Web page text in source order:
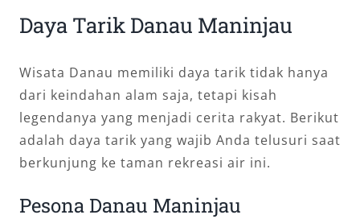
Daya Tarik Danau Maninjau
Wisata Danau memiliki daya tarik tidak hanya
dari keindahan alam saja, tetapi kisah
legendanya yang menjadi cerita rakyat. Berikut
adalah daya tarik yang wajib Anda telusuri saat
berkunjung ke taman rekreasi air ini.
Pesona Danau Maninjau